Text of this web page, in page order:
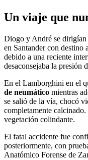
Un viaje que
Diogo y André se
en Santander con destino
debido a una reciente
desaconsejaba la presión
En el Lamborghini en el
de neumático mientras
se salió de la vía, chocó
completamente
vegetación colindante.
El fatal accidente fue
posteriormente, con
Anatómico Forense de